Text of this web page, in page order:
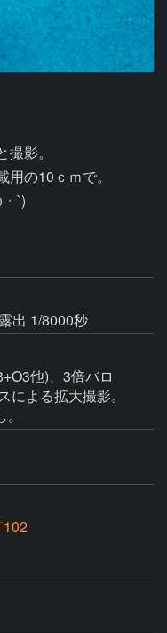
影。
の10ｃｍで。
露出 1/8000秒
他)、3倍バロ
よる拡大撮影。